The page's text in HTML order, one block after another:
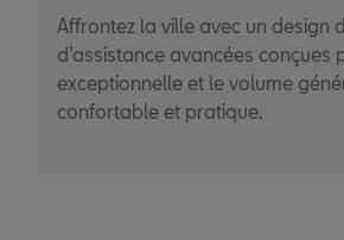
Affrontez la ville avec un design
d’assistance avancées
exceptionnelle et le volume
confortable et pratique.